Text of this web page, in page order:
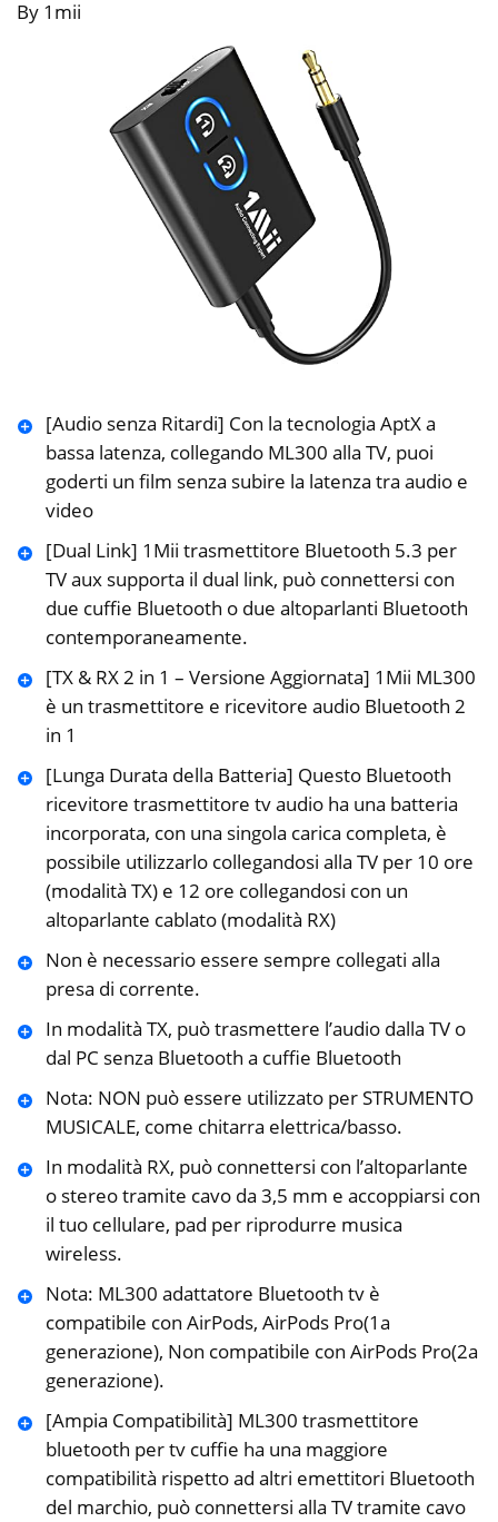
By 1mii
[Audio senza Ritardi] Con la tecnologia AptX a
bassa latenza, collegando ML300 alla TV, puoi
goderti un film senza subire la latenza tra audio e
video
[Dual Link] 1Mii trasmettitore Bluetooth 5.3 per
TV aux supporta il dual link, può connettersi con
due cuffie Bluetooth o due altoparlanti Bluetooth
contemporaneamente.
[TX & RX 2 in 1 – Versione Aggiornata] 1Mii ML300
è un trasmettitore e ricevitore audio Bluetooth 2
in 1
[Lunga Durata della Batteria] Questo Bluetooth
ricevitore trasmettitore tv audio ha una batteria
incorporata, con una singola carica completa, è
possibile utilizzarlo collegandosi alla TV per 10 ore
(modalità TX) e 12 ore collegandosi con un
altoparlante cablato (modalità RX)
Non è necessario essere sempre collegati alla
presa di corrente.
In modalità TX, può trasmettere l’audio dalla TV o
dal PC senza Bluetooth a cuffie Bluetooth
Nota: NON può essere utilizzato per STRUMENTO
MUSICALE, come chitarra elettrica/basso.
In modalità RX, può connettersi con l’altoparlante
o stereo tramite cavo da 3,5 mm e accoppiarsi con
il tuo cellulare, pad per riprodurre musica
wireless.
Nota: ML300 adattatore Bluetooth tv è
compatibile con AirPods, AirPods Pro(1a
generazione), Non compatibile con AirPods Pro(2a
generazione).
[Ampia Compatibilità] ML300 trasmettitore
bluetooth per tv cuffie ha una maggiore
compatibilità rispetto ad altri emettitori Bluetooth
del marchio, può connettersi alla TV tramite cavo